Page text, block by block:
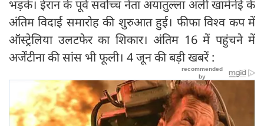
भड़के। ईरान के पूर्व सर्वोच्च नेता अयातुल्ला अली खामेनेई के
अंतिम विदाई समारोह की शुरुआत हुई। फीफा विश्व कप में
ऑस्ट्रेलिया उलटफेर का शिकार। अंतिम 16 में पहुंचने में
अर्जेंटीना की सांस भी फूली। 4 जून की बड़ी खबरें :